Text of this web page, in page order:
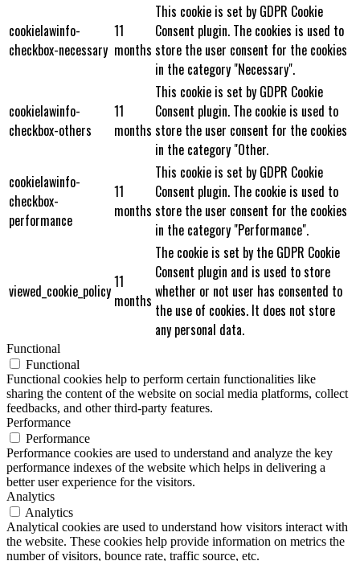
cookielawinfo-
checkbox-necessary
11
months
This cookie is set by GDPR Cookie
Consent plugin. The cookies is used to
store the user consent for the cookies
in the category "Necessary".
cookielawinfo-
checkbox-others
11
months
This cookie is set by GDPR Cookie
Consent plugin. The cookie is used to
store the user consent for the cookies
in the category "Other.
cookielawinfo-
checkbox-
performance
11
months
This cookie is set by GDPR Cookie
Consent plugin. The cookie is used to
store the user consent for the cookies
in the category "Performance".
viewed_cookie_policy11
months
The cookie is set by the GDPR Cookie
Consent plugin and is used to store
whether or not user has consented to
the use of cookies. It does not store
any personal data.
Functional
Functional
Functional cookies help to perform certain functionalities like
sharing the content of the website on social media platforms, collect
feedbacks, and other third-party features.
Performance
Performance
Performance cookies are used to understand and analyze the key
performance indexes of the website which helps in delivering a
better user experience for the visitors.
Analytics
Analytics
Analytical cookies are used to understand how visitors interact with
the website. These cookies help provide information on metrics the
number of visitors, bounce rate, traffic source, etc.